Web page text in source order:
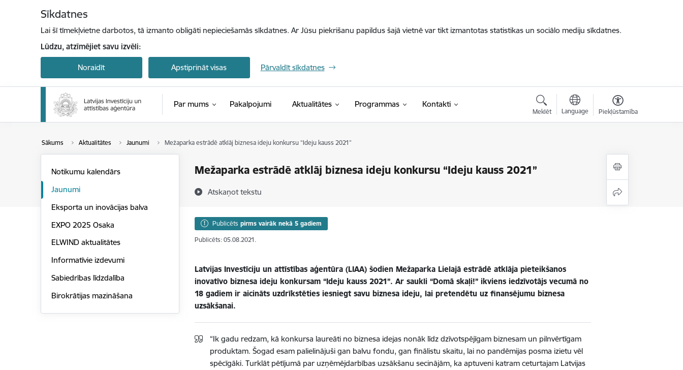
Sīkdatnes
Lai šī tīmekļvietne darbotos, tā izmanto obligāti nepieciešamās sīkdatnes. Ar Jūsu piekrišanu papildus šajā vietnē var tikt izmantotas statistikas un sociālo mediju sīkdatnes.
Lūdzu, atzīmējiet savu izvēli:
Noraidīt Apstiprināt visas Pārvaldīt sīkdatnes
Par mums Pakalpojumi Aktualitātes Programmas Kontakti
Meklēt Language Piekļūstamība
Sākums Aktualitātes Jaunumi Mežaparka estrādē atklāj biznesa ideju konkursu “Ideju kauss 2021”
Mežaparka estrādē atklāj biznesa ideju konkursu “Ideju kauss 2021”
Atskaņot tekstu
Notikumu kalendārs
Jaunumi
Eksporta un inovācijas balva
EXPO 2025 Osaka
ELWIND aktualitātes
Informatīvie izdevumi
Sabiedrības līdzdalība
Birokrātijas mazināšana
Publicēts pirms vairāk nekā 5 gadiem
Publicēts: 05.08.2021.
Latvijas Investīciju un attīstības aģentūra (LIAA) šodien Mežaparka Lielajā estrādē atklāja pieteikšanos
inovatīvo biznesa ideju konkursam “Ideju kauss 2021”. Ar saukli “Domā skaļi!” ikviens iedzīvotājs vecumā no
18 gadiem ir aicināts uzdrīkstēties iesniegt savu biznesa ideju, lai pretendētu uz finansējumu biznesa
uzsākšanai.
“Ik gadu redzam, kā konkursa laureāti no biznesa idejas nonāk līdz dzīvotspējīgam biznesam un pilnvērtīgam
produktam. Šogad esam palielinājuši gan balvu fondu, gan finālistu skaitu, lai no pandēmijas posma izietu vēl
spēcīgāki. Turklāt pētījumā par uzņēmējdarbības uzsākšanu secinājām, ka aptuveni katram ceturtajam Latvijas